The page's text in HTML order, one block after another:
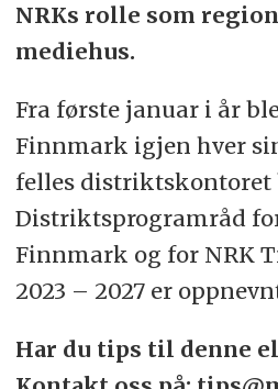
NRKs rolle som
mediehus.
Fra første januar i år
Finnmark igjen hver
felles distriktskontoret
Distriktsprogramråd
Finnmark og for NRK
2023 – 2027 er
Har du tips til denne